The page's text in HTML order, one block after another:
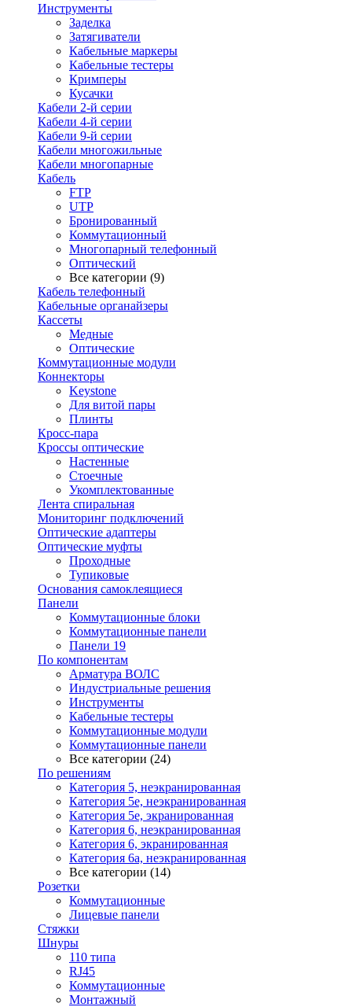
Инструменты
Заделка
Затягиватели
Кабельные маркеры
Кабельные тестеры
Кримперы
Кусачки
Кабели 2-й серии
Кабели 4-й серии
Кабели 9-й серии
Кабели многожильные
Кабели многопарные
Кабель
FTP
UTP
Бронированный
Коммутационный
Многопарный телефонный
Оптический
Все категории (9)
Кабель телефонный
Кабельные органайзеры
Кассеты
Медные
Оптические
Коммутационные модули
Коннекторы
Keystone
Для витой пары
Плинты
Кросс-пара
Кроссы оптические
Настенные
Стоечные
Укомплектованные
Лента спиральная
Мониторинг подключений
Оптические адаптеры
Оптические муфты
Проходные
Тупиковые
Основания самоклеящиеся
Панели
Коммутационные блоки
Коммутационные панели
Панели 19
По компонентам
Арматура ВОЛС
Индустриальные решения
Инструменты
Кабельные тестеры
Коммутационные модули
Коммутационные панели
Все категории (24)
По решениям
Категория 5, неэкранированная
Категория 5е, неэкранированная
Категория 5е, экранированная
Категория 6, неэкранированная
Категория 6, экранированная
Категория 6а, неэкранированная
Все категории (14)
Розетки
Коммутационные
Лицевые панели
Стяжки
Шнуры
110 типа
RJ45
Коммутационные
Монтажный